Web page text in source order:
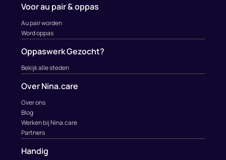
Voor au pair & oppas
Au pair worden
Word oppas
Oppaswerk Gezocht?
Bekijk alle steden
Over Nina.care
Over ons
Blog
Werken bij Nina.care
Partners
Handig